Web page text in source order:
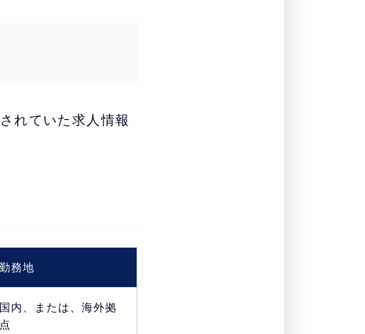
れていた求人情報
勤務地
国内、または、海外拠
点